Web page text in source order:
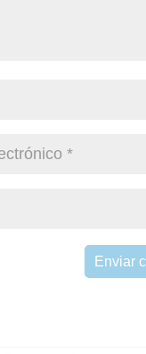
Enviar